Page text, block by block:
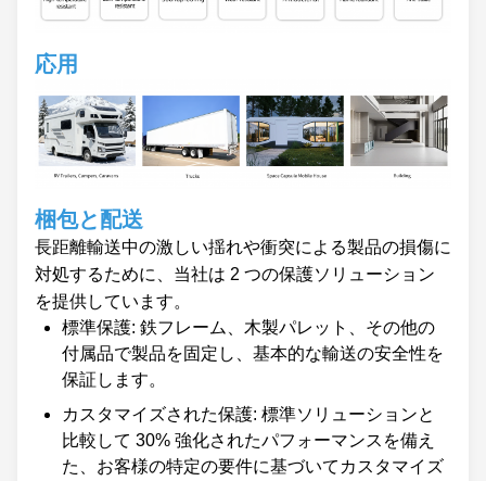
応用
梱包と配送
長距離輸送中の激しい揺れや衝突による製品の損傷に
対処するために、当社は 2 つの保護ソリューション
を提供しています。
標準保護: 鉄フレーム、木製パレット、その他の
付属品で製品を固定し、基本的な輸送の安全性を
保証します。
カスタマイズされた保護: 標準ソリューションと
比較して 30% 強化されたパフォーマンスを備え
た、お客様の特定の要件に基づいてカスタマイズ